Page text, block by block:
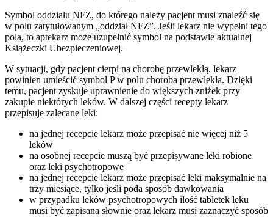
Symbol oddziału NFZ, do którego należy pacjent musi znaleźć się
w polu zatytułowanym „oddział NFZ”. Jeśli lekarz nie wypełni tego
pola, to aptekarz może uzupełnić symbol na podstawie aktualnej
Książeczki Ubezpieczeniowej.
W sytuacji, gdy pacjent cierpi na chorobę przewlekłą, lekarz
powinien umieścić symbol P w polu choroba przewlekła. Dzięki
temu, pacjent zyskuje uprawnienie do większych zniżek przy
zakupie niektórych leków. W dalszej części recepty lekarz
przepisuje zalecane leki:
na jednej recepcie lekarz może przepisać nie więcej niż 5
leków
na osobnej recepcie muszą być przepisywane leki robione
oraz leki psychotropowe
na jednej recepcie lekarz może przepisać leki maksymalnie na
trzy miesiące, tylko jeśli poda sposób dawkowania
w przypadku leków psychotropowych ilość tabletek leku
musi być zapisana słownie oraz lekarz musi zaznaczyć sposób